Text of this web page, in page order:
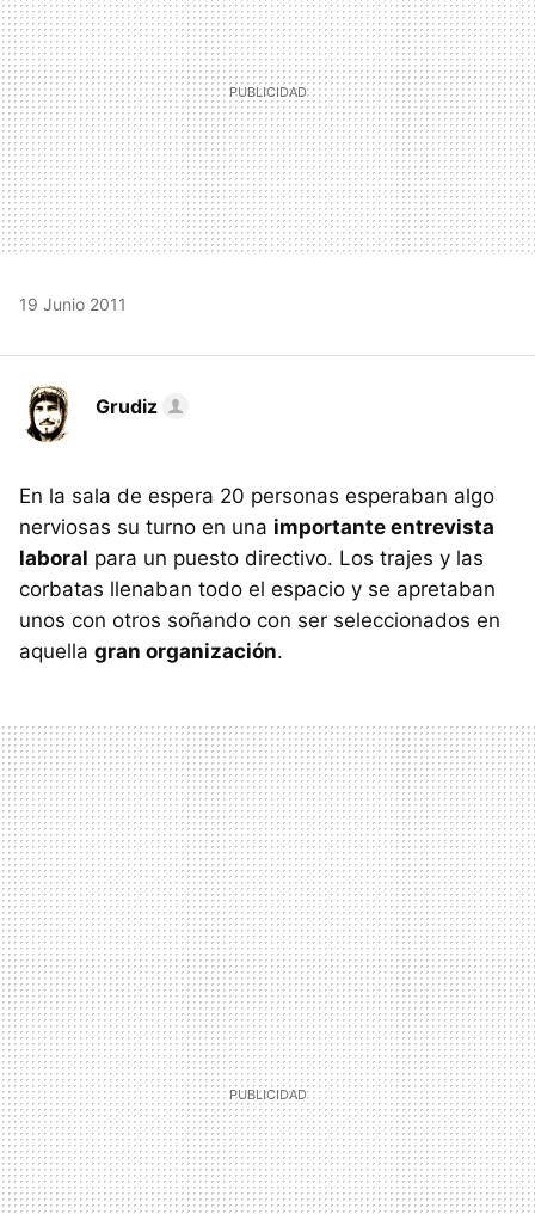
19 Junio 2011
Grudiz
En la sala de espera 20 personas esperaban algo
nerviosas su turno en una importante entrevista
laboral para un puesto directivo. Los trajes y las
corbatas llenaban todo el espacio y se apretaban
unos con otros soñando con ser seleccionados en
aquella gran organización.